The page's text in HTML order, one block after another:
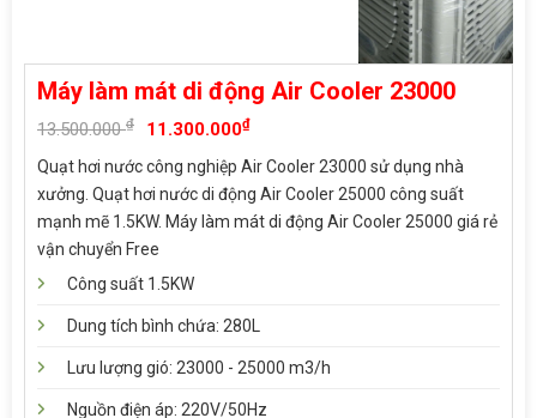
Máy làm mát di động Air Cooler 23000
13.500.000₫ 11.300.000₫
Quạt hơi nước công nghiệp Air Cooler 23000 sử dụng nhà
xưởng. Quạt hơi nước di động Air Cooler 25000 công suất
mạnh mẽ 1.5KW. Máy làm mát di động Air Cooler 25000 giá rẻ
vận chuyển Free
Công suất 1.5KW
Dung tích bình chứa: 280L
Lưu lượng gió: 23000 - 25000 m3/h
Nguồn điện áp: 220V/50Hz